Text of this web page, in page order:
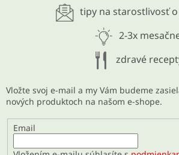
tipy na starostlivosť
2-3x
zdravé
Vložte svoj e-mail a my Vám budeme
nových produktoch na našom e-shope.
Email